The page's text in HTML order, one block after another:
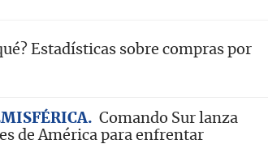
Estadísticas sobre compras por
Comando Sur lanza
de América para enfrentar